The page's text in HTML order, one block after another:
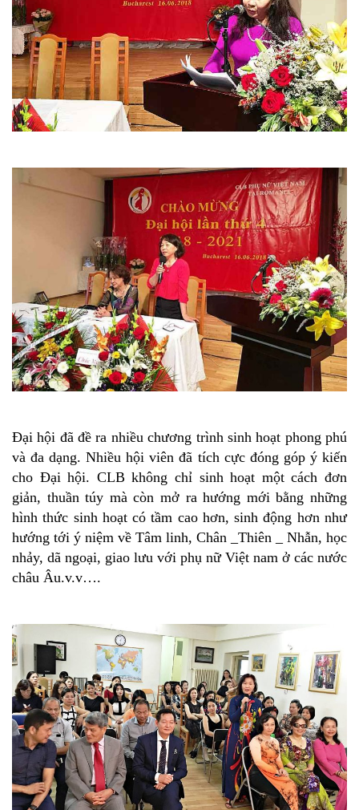
Đại hội đã đề ra nhiều chương trình sinh hoạt phong phú
và đa dạng. Nhiều hội viên đã tích cực đóng góp ý kiến
cho Đại hội. CLB không chỉ sinh hoạt một cách đơn
giản, thuần túy mà còn mở ra hướng mới bằng những
hình thức sinh hoạt có tầm cao hơn, sinh động hơn như
hướng tới ý niệm về Tâm linh, Chân _Thiên _ Nhẫn, học
nhảy, dã ngoại, giao lưu với phụ nữ Việt nam ở các nước
châu Âu.v.v….